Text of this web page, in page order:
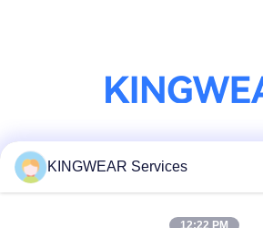
Социальные сети
KINGWEAR Services
12:22 PM